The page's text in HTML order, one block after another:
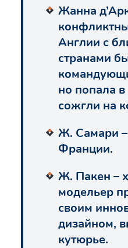
Жанна
Англии с
странами
но попала
сожгли на
Ж. Самари –
Франции.
Ж. Пакен –
модельер
своим
дизайном,
кутюрье.